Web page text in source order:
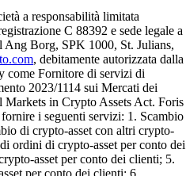
a responsabilità limitata
C 88392 e sede legale a
Borg, SPK 1000, St. Julians,
, debitamente autorizzata dalla
come Fornitore di servizi di
2023/1114 sui Mercati dei
in Crypto Assets Act. Foris
i seguenti servizi: 1. Scambio
di crypto-asset con altri crypto-
ordini di crypto-asset per conto dei
asset per conto dei clienti; 5.